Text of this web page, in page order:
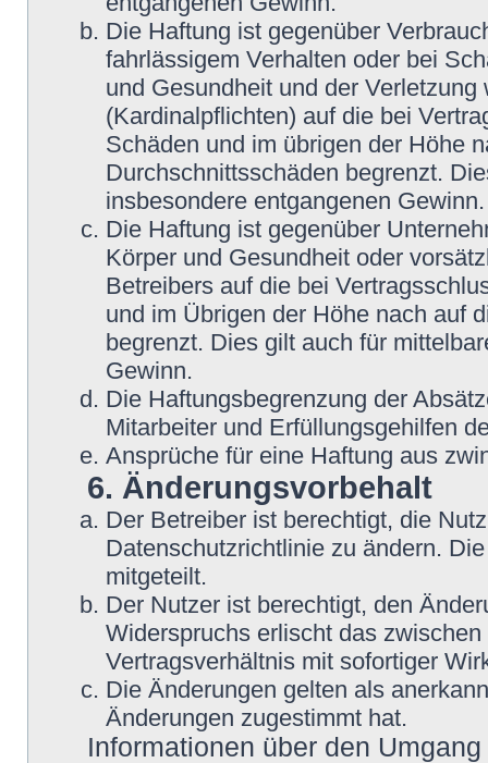
Die Haftung ist gegenüber
fahrlässigem Verhalten oder bei
und Gesundheit und der
(Kardinalpflichten) auf die bei
Schäden und im übrigen der Höhe
Durchschnittsschäden begrenzt.
insbesondere entgangenen Gewinn.
Die Haftung ist gegenüber
Körper und Gesundheit oder
Betreibers auf die bei
und im Übrigen der Höhe nach auf
begrenzt. Dies gilt auch für
Gewinn.
Die Haftungsbegrenzung der
Mitarbeiter und Erfüllungsgehilfen
Ansprüche für eine Haftung aus
6. Änderungsvorbehalt
Der Betreiber ist berechtigt, die
Datenschutzrichtlinie zu ändern.
mitgeteilt.
Der Nutzer ist berechtigt, den
Widerspruchs erlischt das
Vertragsverhältnis mit sofortiger
Die Änderungen gelten als
Änderungen zugestimmt hat.
Informationen über den